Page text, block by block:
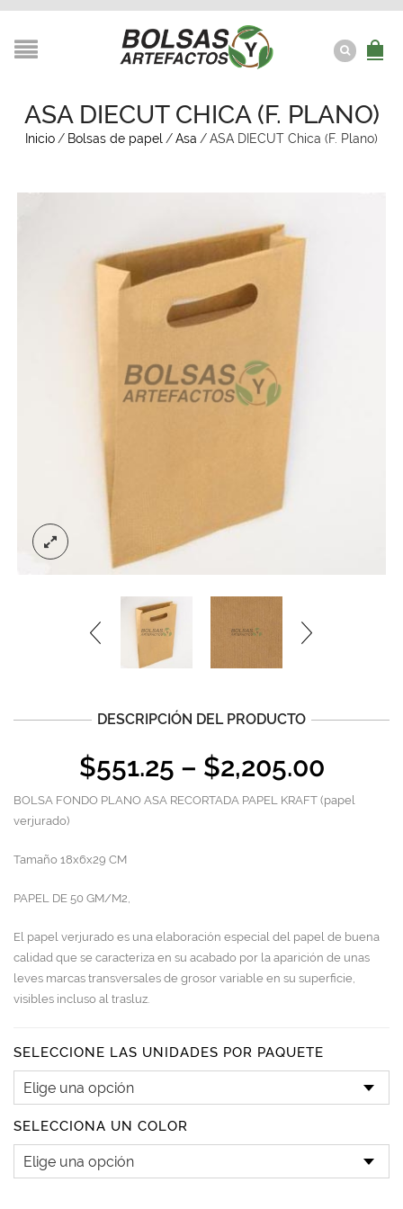
ASA DIECUT CHICA (F. PLANO)
Inicio / Bolsas de papel /Asa /ASA DIECUT Chica (F. Plano)
DESCRIPCIÓN DEL PRODUCTO
$551.25 – $2,205.00
BOLSA FONDO PLANO ASA RECORTADA PAPEL KRAFT (papel
verjurado)
Tamaño 18x6x29 CM
PAPEL DE 50 GM/M2,
El papel verjurado es una elaboración especial del papel de buena
calidad que se caracteriza en su acabado por la aparición de unas
leves marcas transversales de grosor variable en su superficie,
visibles incluso al trasluz.
SELECCIONE LAS UNIDADES POR PAQUETE
SELECCIONA UN COLOR